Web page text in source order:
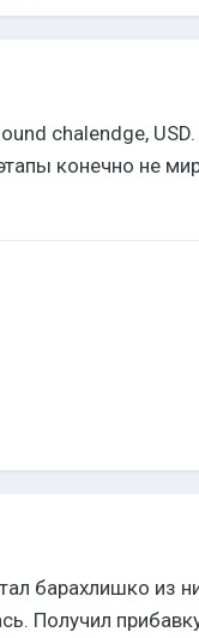
chalendge,
конечно не
барахлишко из
Получил